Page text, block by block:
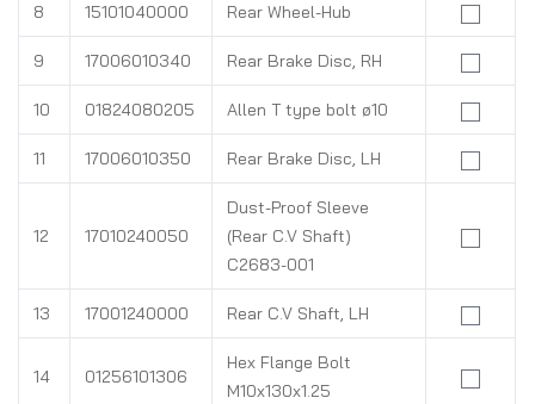
8 15101040000 Rear Wheel-Hub
9 17006010340 Rear Brake Disc, RH
10 01824080205 Allen T type bolt ø10
11 17006010350 Rear Brake Disc, LH
12 17010240050
Dust-Proof Sleeve
(Rear C.V Shaft)
C2683-001
13 17001240000 Rear C.V Shaft, LH
14 01256101306
Hex Flange Bolt
M10x130x1.25